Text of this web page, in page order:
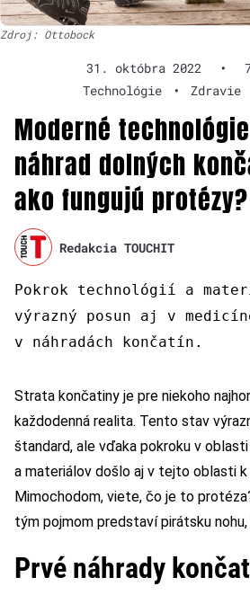
Zdroj: Ottobock
31. októbra 2022 •
Technológie
• Zdravie
Moderné
náhrad dolných
ako fungujú protézy?
Redakcia TOUCHIT
Pokrok technológií a
výrazný posun aj v
v náhradách končatín.
Strata končatiny je pre niekoho
každodenná realita. Tento stav
štandard, ale vďaka pokroku v
a materiálov došlo aj v tejto oblasti k
Mimochodom, viete, čo je to
tým pojmom predstaví pirátsku
Prvé náhrady